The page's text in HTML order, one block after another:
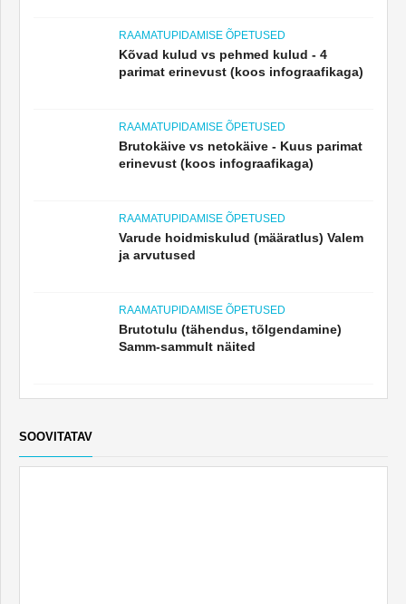
RAAMATUPIDAMISE ÕPETUSED
Kõvad kulud vs pehmed kulud - 4
parimat erinevust (koos infograafikaga)
RAAMATUPIDAMISE ÕPETUSED
Brutokäive vs netokäive - Kuus parimat
erinevust (koos infograafikaga)
RAAMATUPIDAMISE ÕPETUSED
Varude hoidmiskulud (määratlus) Valem
ja arvutused
RAAMATUPIDAMISE ÕPETUSED
Brutotulu (tähendus, tõlgendamine)
Samm-sammult näited
SOOVITATAV